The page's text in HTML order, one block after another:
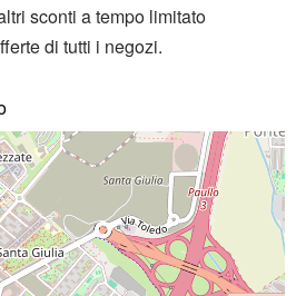
sconti a tempo limitato
di tutti i negozi.